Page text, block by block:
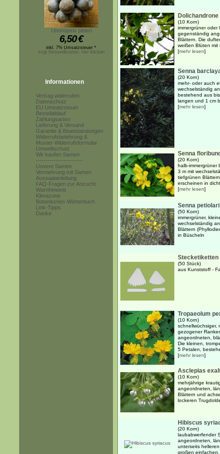
Unonopsis pittieri
6,50€
inkl. 7% Umsatzsteuer *
zzgl.Versandkosten, hier klicken
Informationen
Vertrag widerrufen
Datenschutz
EU Umsatzsteuer
Bestellablauf
Zahlungsarten
Lieferung & Versand
Garantie & Beanstandungen
Widerrufsbelehrung &
Muster-Widerrufsformular
Umweltschutz
Wir kaufen Samen
------------------------
Unsere Samen
Vermehrung mit Samen
Aussaatanleitung
FAQ-Fragen zur Anzucht
Warnhinweis
Klimazone
Botanisches Wörterbuch
Link-Tipps
Danke
(10 Korn)
immergrüner oder
gegenständig
Blättern. Die
weißen Blüten mit
[mehr lesen]
Senna
(20 Korn)
mehr- oder auch
wechselständig
bestehend aus
langen und 1 cm
[mehr lesen]
Senna
(20 Korn)
halb-immergrüner
3 m mit
tiefgrünen
erscheinen in
[mehr lesen]
Senna
(50 Korn)
immergrüner,
wechselständig
Blättern
in Büscheln
Stecketiketten
(50 Stück)
aus Kunststoff -
Tropaeolum
(10 Korn)
schnellwüchsiger,
gezogener
angeordneten,
Die kleinen,
5 Petalen,
[mehr lesen]
Asclepias
(10 Korn)
mehrjährige
angeordneten,
Blättern und
lockeren
Hibiscus
(20 Korn)
laubabwerfender
angeordneten,
unterseits
großen